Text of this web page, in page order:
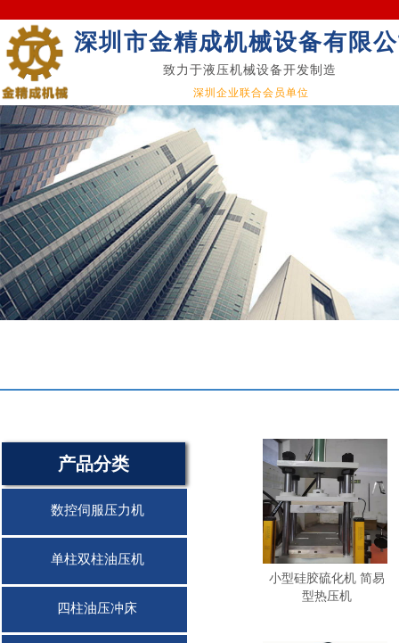
致力于液压机械设备开发制造
深圳市金精成机械设备有限
深圳企业联合会员单位
小型硅胶硫化机 简易
型热压机
产品分类
数控伺服压力机
单柱双柱油压机
四柱油压冲床